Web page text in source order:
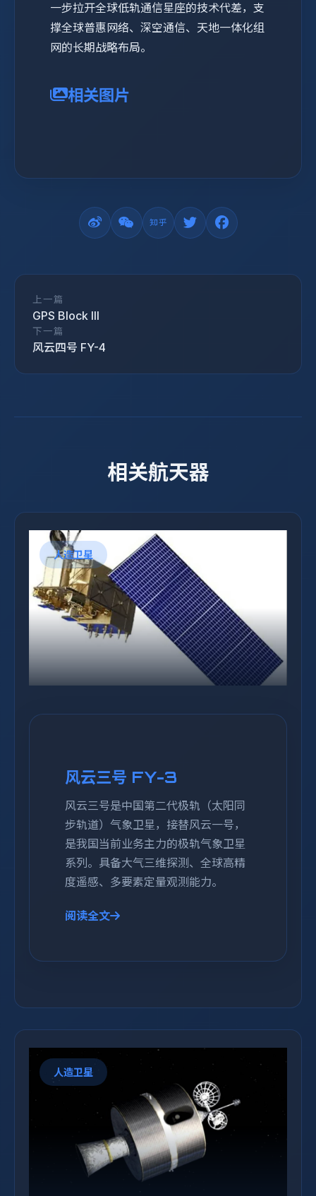
一步拉开全球低轨通信星座的技术代差，支
撑全球普惠网络、深空通信、天地一体化组
网的长期战略布局。
相关图片
上一篇
GPS Block III
下一篇
风云四号 FY-4
相关航天器
人造卫星
风云三号 FY-3
风云三号是中国第二代极轨（太阳同
步轨道）气象卫星，接替风云一号，
是我国当前业务主力的极轨气象卫星
系列。具备大气三维探测、全球高精
度遥感、多要素定量观测能力。
阅读全文
人造卫星